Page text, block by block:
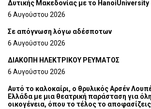
Δυτικής Μακεδονίας με το HanoiUniversity
6 Αυγούστου 2026
Σε απόγνωση λόγω αδέσποτων
6 Αυγούστου 2026
ΔΙΑΚΟΠΗ ΗΛΕΚΤΡΙΚΟΥ ΡΕΥΜΑΤΟΣ
6 Αυγούστου 2026
Αυτό το καλοκαίρι, ο θρυλικός Αρσέν
Ελλάδα με μια θεατρική παράσταση για
οικογένεια, όπου το τέλος το